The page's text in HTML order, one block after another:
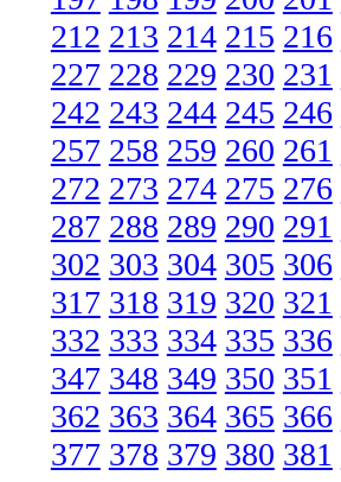
212 213 214 215 216
227 228 229 230 231
242 243 244 245 246
257 258 259 260 261
272 273 274 275 276
287 288 289 290 291
302 303 304 305 306
317 318 319 320 321
332 333 334 335 336
347 348 349 350 351
362 363 364 365 366
377 378 379 380 381